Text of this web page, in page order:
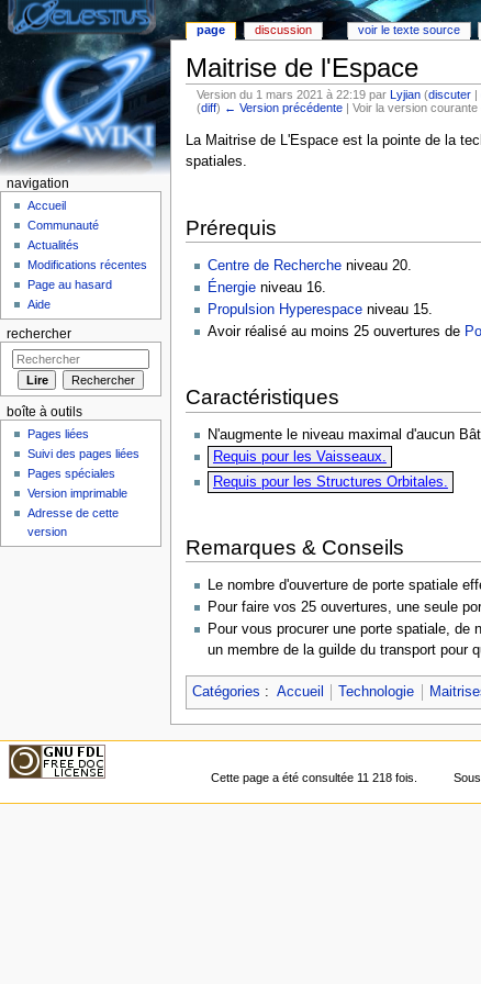
Maitrise de l'Espace
Version du 1 mars 2021 à 22:19 parLyjian (discuter |
(diff) ← Version précédente | Voir la version
La Maitrise de L'Espace est la pointe de la
spatiales.
Prérequis
Centre de Rechercheniveau 20.
Énergieniveau 16.
Propulsion Hyperespaceniveau 15.
Avoir réalisé au moins 25 ouvertures de
Caractéristiques
N'augmente le niveau maximal d'aucun
Requis pour les Vaisseaux.
Requis pour les Structures Orbitales.
Remarques & Conseils
Le nombre d'ouverture de porte spatiale
Pour faire vos 25 ouvertures, une seule
Pour vous procurer une porte spatiale,
un membre de la guilde du transport pour
Catégories : Accueil Technologie
page discussion voir le texte source
navigation
Accueil
Communauté
Actualités
Modifications récentes
Page au hasard
Aide
rechercher
boîte à outils
Pages liées
Suivi des pages liées
Pages spéciales
Version imprimable
Adresse de cette
version
Cette page a été consultée 11 218 fois.